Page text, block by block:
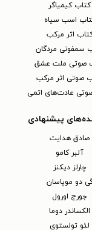
کتاب کیمیاگر
اسب سیاه
اثر مرکب
سمفونی مردگان
صوتی ملت عشق
صوتی اثر مرکب
عادت‌های اتمی
پیشنهادی
صادق هدایت
آلبر کامو
چارلز دیکنز
دو موپاسان
جورج اورول
الکساندر دوما
لئو تولستوی